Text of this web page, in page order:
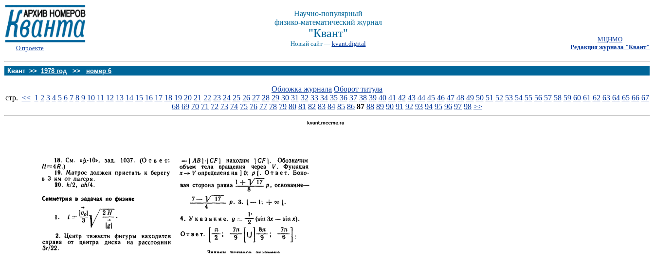
О проекте
Научно-популярный
физико-математический журнал
"Квант"
Новый сайт — kvant.digital
МЦНМО
Редакция журнала "Квант"
Квант >> 1978 год >> номер 6
Обложка журнала Оборот титула
стp. << 1 2 3 4 5 6 7 8 9 10 11 12 13 14 15 16 17 18 19 20 21 22 23 24 25 26 27 28 29 30 31 32 33 34 35 36 37 38 39 40 41 42 43 44 45 46 47 48 49 50 51 52 53 54 55 56 57 58 59 60 61 62 63 64 65 66 67
68 69 70 71 72 73 74 75 76 77 78 79 80 81 82 83 84 85 86 87 88 89 90 91 92 93 94 95 96 97 98 >>